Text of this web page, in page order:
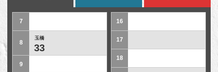
7
8
玉橋
33
9
16
17
18